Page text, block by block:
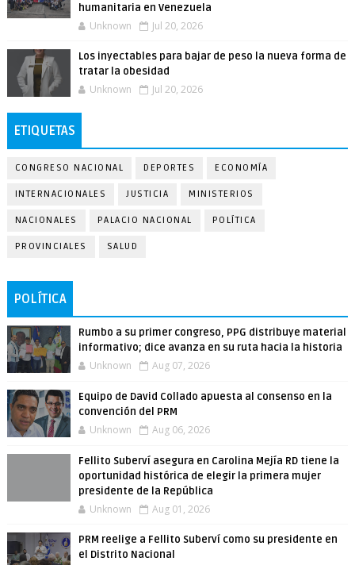
humanitaria en Venezuela
Unknown Jul 20, 2026
Los inyectables para bajar de peso la nueva forma de
tratar la obesidad
Unknown Jul 20, 2026
ETIQUETAS
CONGRESO NACIONAL DEPORTES ECONOMÍA
INTERNACIONALES JUSTICIA MINISTERIOS
NACIONALES PALACIO NACIONAL POLÍTICA
PROVINCIALES SALUD
POLÍTICA
Rumbo a su primer congreso, PPG distribuye material
informativo; dice avanza en su ruta hacia la historia
Unknown Aug 07, 2026
Equipo de David Collado apuesta al consenso en la
convención del PRM
Unknown Aug 06, 2026
Fellito Suberví asegura en Carolina Mejía RD tiene la
oportunidad histórica de elegir la primera mujer
presidente de la República
Unknown Aug 01, 2026
PRM reelige a Fellito Suberví como su presidente en
el Distrito Nacional